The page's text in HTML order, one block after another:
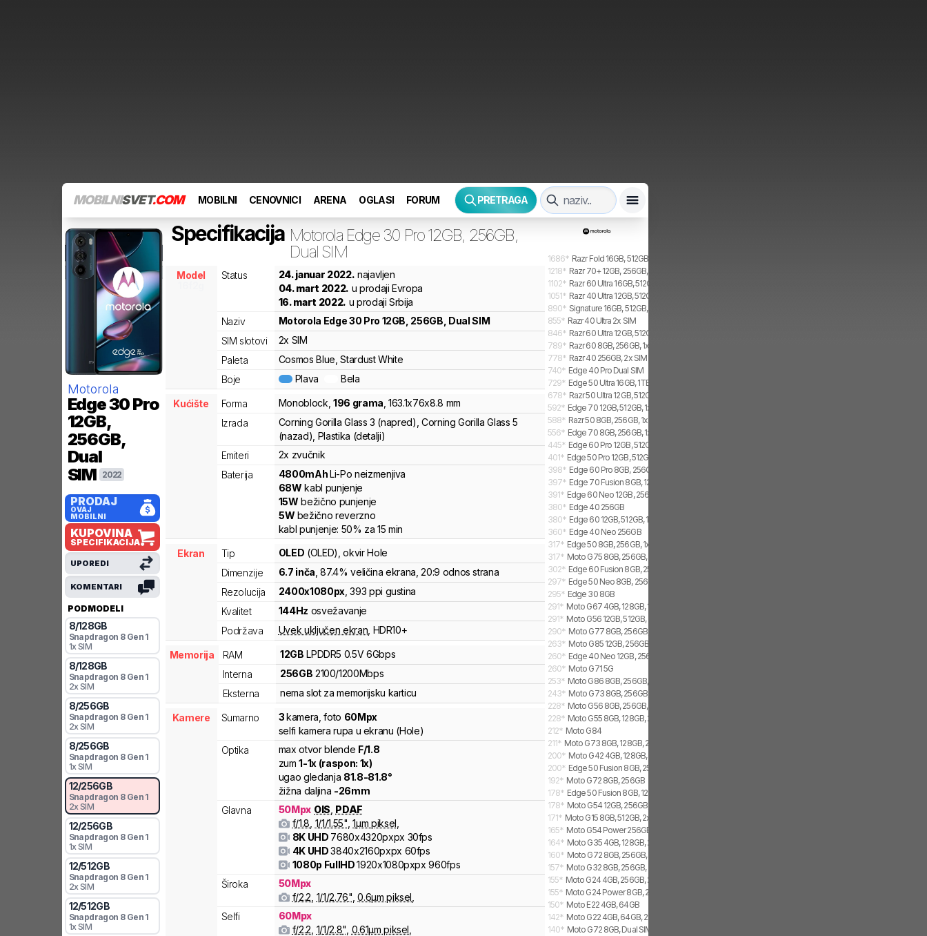
MOBILNISVET.COM MOBILNI CENOVNICI ARENA OGLASI FORUM PRETRAGA
Motorola
Edge 30 Pro
12GB,
256GB,
Dual
SIM
2022
PRODAJ
OVAJ
MOBILNI
KUPOVINA
SPECIFIKACIJA
KOMENTARI
UPOREDI
PODMODELI
8/128GB
Snapdragon 8 Gen 1
1x SIM
8/128GB
Snapdragon 8 Gen 1
2x SIM
8/256GB
Snapdragon 8 Gen 1
2x SIM
8/256GB
Snapdragon 8 Gen 1
1x SIM
12/256GB
Snapdragon 8 Gen 1
2x SIM
12/256GB
Snapdragon 8 Gen 1
1x SIM
12/512GB
Snapdragon 8 Gen 1
2x SIM
12/512GB
Snapdragon 8 Gen 1
1x SIM
Specifikacija Motorola Edge 30 Pro 12GB, 256GB,
Dual SIM
Model
Status 24. januar 2022. najavljen
04. mart 2022. u prodaji Evropa
16. mart 2022. u prodaji Srbija
Naziv
Motorola Edge 30 Pro 12GB, 256GB, Dual SIM
SIM slotovi
2x SIM
Paleta
Cosmos Blue, Stardust White
Boje
Plava Bela
Kućište Forma Monoblock ,196 grama ,163.1x76x8.8 mm
Izrada
Corning Gorilla Glass 3 (napred), Corning Gorilla Glass 5
(nazad), Plastika (detalji)
Emiteri
2x zvučnik
Baterija
4800mAhLi-Po neizmenjiva
68W kabl punjenje
15W bežično punjenje
5W bežično reverzno
kabl punjenje: 50% za 15 min
Ekran Tip OLED (OLED) , okvir Hole
Dimenzije
6.7 inča , 87.4% veličina ekrana , 20:9 odnos strana
Rezolucija
2400x1080px ,393 ppi gustina
Kvalitet
144Hz osvežavanje
Podržava
Uvek uključen ekran HDR10+
Memorija RAM 12GB LPDDR5 0.5V 6Gbps
Interna
256GB 2100/1200Mbps
Eksterna
nema slot za memorijsku karticu
Kamere Sumarno 3kamera foto 60Mpx
selfi kamera rupa u ekranu (Hole)
Optika
max otvor blende F/1.8
zum1-1x (raspon: 1x)
ugao gledanja 81.8-81.8°
žižna daljina -26mm
Glavna
50Mpx OIS PDAF
f/1.8 1/1/1.55" 1µm piksel
8K UHD 7680x4320pxpx 30fps
4K UHD 3840x2160pxpx 60fps
1080p FullHD1920x1080pxpx960fps
Široka
50Mpx
f/2.2 1/1/2.76" 0.6µm piksel
Selfi
60Mpx
f/2.2 1/1/2.8" 0.61µm piksel
1686* Razr Fold 16GB, 512GB, 2x SIM, 1x eSIM
1218* Razr 70+ 12GB, 256GB, 1x SIM, 1x eSIM
1102* Razr 60 Ultra 16GB, 512GB, 2x SIM
1051* Razr 40 Ultra 12GB, 512GB
890* Signature 16GB, 512GB, 1x SIM, 1x eSIM
855* Razr 40 Ultra 2x SIM
846* Razr 60 Ultra 12GB, 512GB, 2x SIM
789* Razr 60 8GB, 256GB, 1x SIM, 1x eSIM
778* Razr 40 256GB, 2x SIM
740* Edge 40 Pro Dual SIM
729* Edge 50 Ultra 16GB, 1TB, 1x SIM, 1x eSIM
678* Razr 50 Ultra 12GB, 512GB, 1x SIM, 1x eSIM
592* Edge 70 12GB, 512GB, 1x SIM, 1x eSIM
588* Razr 50 8GB, 256GB, 1x SIM, 1x eSIM
556* Edge 70 8GB, 256GB, 1x SIM, 1x eSIM
445* Edge 60 Pro 12GB, 512GB, 1x SIM, 1x eSIM
401* Edge 50 Pro 12GB, 512GB, 2x SIM
398* Edge 60 Pro 8GB, 256GB, 1x SIM, 1x eSIM
397* Edge 70 Fusion 8GB, 128GB, 1x SIM, 1x eSIM
391* Edge 60 Neo 12GB, 256GB, 1x SIM, 1x eSIM
380* Edge 40 256GB
380* Edge 60 12GB, 512GB, 1x SIM
360* Edge 40 Neo 256GB
317* Edge 50 8GB, 256GB, 1x SIM, 1x eSIM
317* Moto G75 8GB, 256GB, 2x SIM
302* Edge 60 Fusion 8GB, 256GB, 1x SIM, 1x eSIM
297* Edge 50 Neo 8GB, 256GB, 2x SIM
295* Edge 30 8GB
291* Moto G67 4GB, 128GB, 1x SIM, 1x eSIM
291* Moto G56 12GB, 512GB, 2x SIM
290* Moto G77 8GB, 256GB, 1x SIM, 1x eSIM
263* Moto G85 12GB, 256GB, 2x SIM
260* Edge 40 Neo 12GB, 256GB, 2x SIM
260* Moto G71 5G
253* Moto G86 8GB, 256GB, 2x SIM
243* Moto G73 8GB, 256GB, 2x SIM
228* Moto G56 8GB, 256GB, 1x SIM, 1x eSIM
228* Moto G55 8GB, 128GB, 2x SIM
212* Moto G84
211* Moto G73 8GB, 128GB, 2x SIM
200* Moto G42 4GB, 128GB, 2x SIM
200* Edge 50 Fusion 8GB, 256GB, 2x SIM
192* Moto G72 8GB, 256GB
178* Edge 50 Fusion 8GB, 128GB, 2x SIM
178* Moto G54 12GB, 256GB, 1x SIM, 1x eSIM
171* Moto G15 8GB, 512GB, 2x SIM
165* Moto G54 Power 256GB, 2x SIM
164* Moto G35 4GB, 128GB, 2x SIM
160* Moto G72 8GB, 256GB, 2x SIM
157* Moto G32 8GB, 256GB, 2x SIM
155* Moto G24 4GB, 256GB, 2x SIM
155* Moto G24 Power 8GB, 256GB, 2x SIM
150* Moto E22 4GB, 64GB
142* Moto G22 4GB, 64GB, 2x SIM
140* Moto G72 8GB, Dual SIM